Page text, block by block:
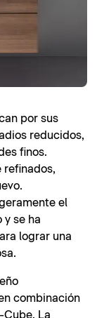
por sus
reducidos,
finos.
refinados,
el
y se ha
lograr una
combinación
Cube. La